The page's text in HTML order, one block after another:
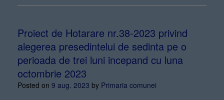
Proiect de Hotarare nr.38-2023 privind
alegerea presedintelui de sedinta pe o
perioada de trei luni incepand cu luna
octombrie 2023
Posted on 9 aug. 2023 by Primaria comunei